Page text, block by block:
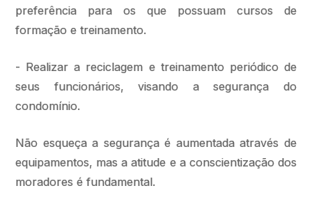
preferência para os que possuam cursos de
formação e treinamento.
- Realizar a reciclagem e treinamento periódico de
seus funcionários, visando a segurança do
condomínio.
Não esqueça a segurança é aumentada através de
equipamentos, mas a atitude e a conscientização dos
moradores é fundamental.